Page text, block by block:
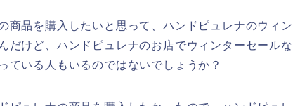
商品を購入したいと思って、ハンドピュレナのウィン
だけど、ハンドピュレナのお店でウィンターセールな
ている人もいるのではないでしょうか？